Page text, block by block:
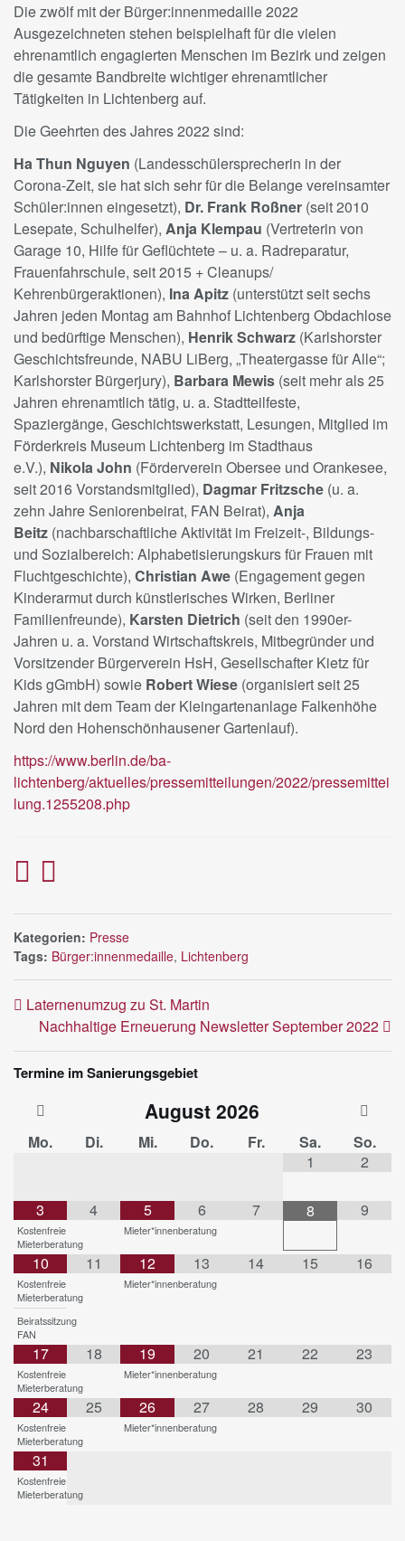
Die zwölf mit der Bürger:innenmedaille 2022
Ausgezeichneten stehen beispielhaft für die vielen
ehrenamtlich engagierten Menschen im Bezirk und zeigen
die gesamte Bandbreite wichtiger ehrenamtlicher
Tätigkeiten in Lichtenberg auf.
Die Geehrten des Jahres 2022 sind:
Ha Thun Nguyen (Landesschülersprecherin in der
Corona-Zeit, sie hat sich sehr für die Belange vereinsamter
Schüler:innen eingesetzt), Dr. Frank Roßner (seit 2010
Lesepate, Schulhelfer), Anja Klempau (Vertreterin von
Garage 10, Hilfe für Geflüchtete – u. a. Radreparatur,
Frauenfahrschule, seit 2015 + Cleanups/
Kehrenbürgeraktionen), Ina Apitz (unterstützt seit sechs
Jahren jeden Montag am Bahnhof Lichtenberg Obdachlose
und bedürftige Menschen), Henrik Schwarz (Karlshorster
Geschichtsfreunde, NABU LiBerg, „Theatergasse für Alle“;
Karlshorster Bürgerjury), Barbara Mewis (seit mehr als 25
Jahren ehrenamtlich tätig, u. a. Stadtteilfeste,
Spaziergänge, Geschichtswerkstatt, Lesungen, Mitglied im
Förderkreis Museum Lichtenberg im Stadthaus
e.V.), Nikola John (Förderverein Obersee und Orankesee,
seit 2016 Vorstandsmitglied), Dagmar Fritzsche (u. a.
zehn Jahre Seniorenbeirat, FAN Beirat), Anja
Beitz (nachbarschaftliche Aktivität im Freizeit-, Bildungs-
und Sozialbereich: Alphabetisierungskurs für Frauen mit
Fluchtgeschichte), Christian Awe (Engagement gegen
Kinderarmut durch künstlerisches Wirken, Berliner
Familienfreunde), Karsten Dietrich (seit den 1990er-
Jahren u. a. Vorstand Wirtschaftskreis, Mitbegründer und
Vorsitzender Bürgerverein HsH, Gesellschafter Kietz für
Kids gGmbH) sowie Robert Wiese (organisiert seit 25
Jahren mit dem Team der Kleingartenanlage Falkenhöhe
Nord den Hohenschönhausener Gartenlauf).
https://www.berlin.de/ba-
lichtenberg/aktuelles/pressemitteilungen/2022/pressemittei
lung.1255208.php
Kategorien: Presse
Tags: Bürger:innenmedaille, Lichtenberg
Laternenumzug zu St. Martin
Nachhaltige Erneuerung Newsletter September 2022
Termine im Sanierungsgebiet
August 2026
Mo. Di. Mi. Do. Fr. Sa.
So.
1
2
3
Kostenfreie
Mieterberatung
4 5
Mieter*innenberatung
6 7 8 9
10
Kostenfreie
Mieterberatung
Beiratssitzung
FAN
11 12
Mieter*innenberatung
13 14 15 16
17
Kostenfreie
Mieterberatung
18 19
Mieter*innenberatung
20 21 22 23
24
Kostenfreie
Mieterberatung
25 26
Mieter*innenberatung
27 28 29 30
31
Kostenfreie
Mieterberatung